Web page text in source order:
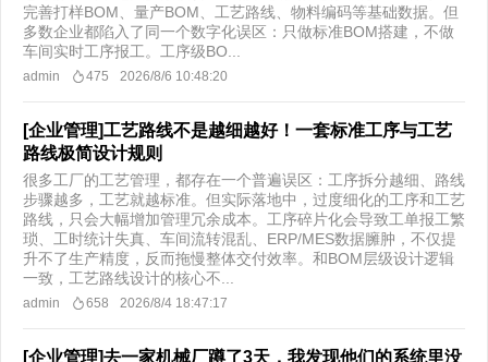
完善打样BOM、量产BOM、工艺路线、物料编码等基础数据。但
多数企业都陷入了同一个数字化误区：只做标准BOM搭建，不做
车间实时工序报工。工序级BO...
admin 475 2026/8/6 10:48:20
[企业管理]工艺路线不是越细越好！一套标准工序与工艺
路线极简设计规则
很多工厂的工艺管理，都存在一个普遍误区：工序拆分越细、路线
步骤越多，工艺就越标准。但实际落地中，过度细化的工序和工艺
路线，只会大幅增加管理冗余成本。工序碎片化会导致工单报工繁
琐、工时统计失真、车间流转混乱、ERP/MES数据臃肿，不仅提
升不了生产精度，反而拖慢整体交付效率。和BOM层级设计逻辑
一致，工艺路线设计的核心不...
admin 658 2026/8/4 18:47:17
[企业管理]去一家机械厂蹲了3天，我发现他们的系统里没